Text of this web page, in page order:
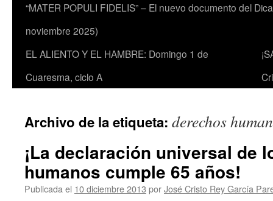
“MATER POPULI FIDELIS” – El nuevo documento del
noviembre 2025)
EL ALIENTO Y EL HAMBRE: Domingo 1 de
Cuaresma, ciclo A
Archivo de la etiqueta: derechos
¡La declaración universal de
humanos cumple 65 años!
Publicada el 10 diciembre 2013 porJosé Cristo Rey García